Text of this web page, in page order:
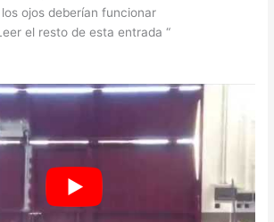
ojos deberían funcionar
el resto de esta entrada “